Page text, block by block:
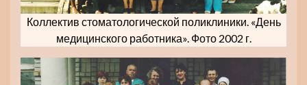
Коллектив стоматологической поликлиники. «День
медицинского работника». Фото 2002 г.